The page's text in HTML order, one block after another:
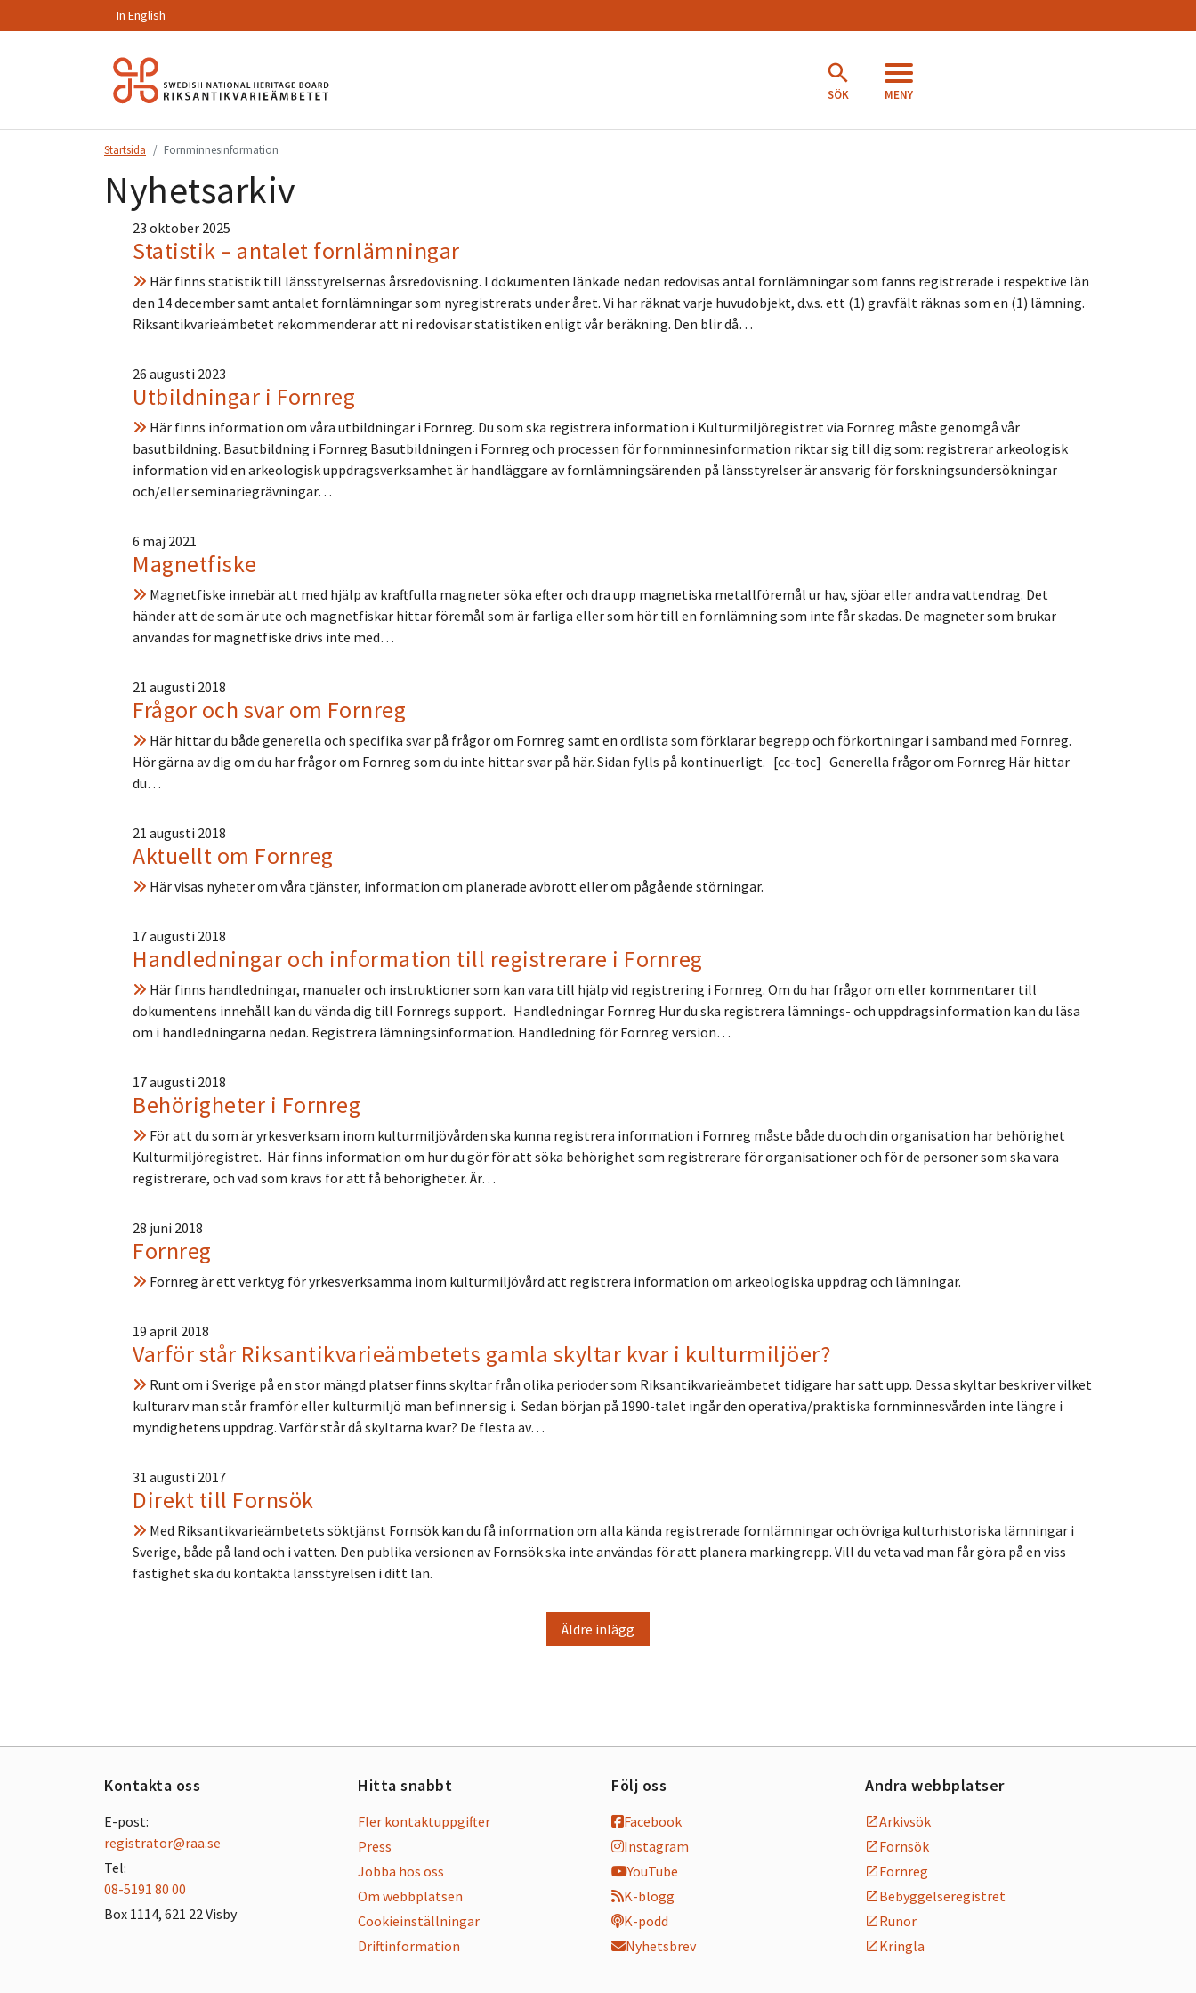
In English
SÖK MENY
Startsida Fornminnesinformation
Nyhetsarkiv
23 oktober 2025
Statistik – antalet fornlämningar
Här finns statistik till länsstyrelsernas årsredovisning. I dokumenten länkade nedan redovisas antal fornlämningar som fanns registrerade i respektive län
den 14 december samt antalet fornlämningar som nyregistrerats under året. Vi har räknat varje huvudobjekt, d.v.s. ett (1) gravfält räknas som en (1) lämning.
Riksantikvarieämbetet rekommenderar att ni redovisar statistiken enligt vår beräkning. Den blir då…
26 augusti 2023
Utbildningar i Fornreg
Här finns information om våra utbildningar i Fornreg. Du som ska registrera information i Kulturmiljöregistret via Fornreg måste genomgå vår
basutbildning. Basutbildning i Fornreg Basutbildningen i Fornreg och processen för fornminnesinformation riktar sig till dig som: registrerar arkeologisk
information vid en arkeologisk uppdragsverksamhet är handläggare av fornlämningsärenden på länsstyrelser är ansvarig för forskningsundersökningar
och/eller seminariegrävningar…
6 maj 2021
Magnetfiske
Magnetfiske innebär att med hjälp av kraftfulla magneter söka efter och dra upp magnetiska metallföremål ur hav, sjöar eller andra vattendrag. Det
händer att de som är ute och magnetfiskar hittar föremål som är farliga eller som hör till en fornlämning som inte får skadas. De magneter som brukar
användas för magnetfiske drivs inte med…
21 augusti 2018
Frågor och svar om Fornreg
Här hittar du både generella och specifika svar på frågor om Fornreg samt en ordlista som förklarar begrepp och förkortningar i samband med Fornreg.
Hör gärna av dig om du har frågor om Fornreg som du inte hittar svar på här. Sidan fylls på kontinuerligt. [cc-toc] Generella frågor om Fornreg Här hittar
du…
21 augusti 2018
Aktuellt om Fornreg
Här visas nyheter om våra tjänster, information om planerade avbrott eller om pågående störningar.
17 augusti 2018
Handledningar och information till registrerare i Fornreg
Här finns handledningar, manualer och instruktioner som kan vara till hjälp vid registrering i Fornreg. Om du har frågor om eller kommentarer till
dokumentens innehåll kan du vända dig till Fornregs support. Handledningar Fornreg Hur du ska registrera lämnings- och uppdragsinformation kan du läsa
om i handledningarna nedan. Registrera lämningsinformation. Handledning för Fornreg version…
17 augusti 2018
Behörigheter i Fornreg
För att du som är yrkesverksam inom kulturmiljövården ska kunna registrera information i Fornreg måste både du och din organisation har behörighet
Kulturmiljöregistret. Här finns information om hur du gör för att söka behörighet som registrerare för organisationer och för de personer som ska vara
registrerare, och vad som krävs för att få behörigheter. Är…
28 juni 2018
Fornreg
Fornreg är ett verktyg för yrkesverksamma inom kulturmiljövård att registrera information om arkeologiska uppdrag och lämningar.
19 april 2018
Varför står Riksantikvarieämbetets gamla skyltar kvar i kulturmiljöer?
Runt om i Sverige på en stor mängd platser finns skyltar från olika perioder som Riksantikvarieämbetet tidigare har satt upp. Dessa skyltar beskriver vilket
kulturarv man står framför eller kulturmiljö man befinner sig i. Sedan början på 1990-talet ingår den operativa/praktiska fornminnesvården inte längre i
myndighetens uppdrag. Varför står då skyltarna kvar? De flesta av…
31 augusti 2017
Direkt till Fornsök
Med Riksantikvarieämbetets söktjänst Fornsök kan du få information om alla kända registrerade fornlämningar och övriga kulturhistoriska lämningar i
Sverige, både på land och i vatten. Den publika versionen av Fornsök ska inte användas för att planera markingrepp. Vill du veta vad man får göra på en viss
fastighet ska du kontakta länsstyrelsen i ditt län.
Äldre inlägg
Kontakta oss
E-post:
registrator@raa.se
Tel:
08-5191 80 00
Box 1114, 621 22 Visby
Hitta snabbt
Fler kontaktuppgifter
Press
Jobba hos oss
Om webbplatsen
Cookieinställningar
Driftinformation
Följ oss
Facebook
Instagram
YouTube
K-blogg
K-podd
Nyhetsbrev
Andra webbplatser
Arkivsök
Fornsök
Fornreg
Bebyggelseregistret
Runor
Kringla